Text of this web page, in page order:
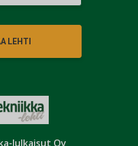
Julkaisut Oy
LEHTI